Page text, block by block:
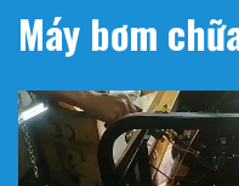
Máy bơm
Trình
chơi
Video